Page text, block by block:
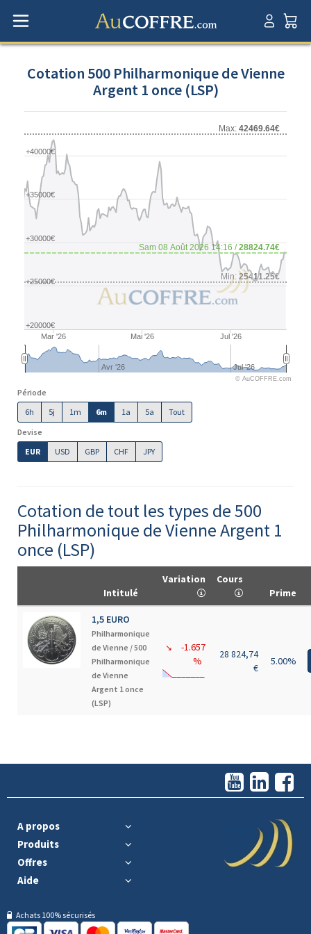
Cotation 500 Philharmonique de Vienne
Argent 1 once (LSP)
Min: 25411.25€
Max: 42469.64€
Sam 08 Août 2026 14:16 /28824.74€
Mar '26 Mai '26 Jul '26
Avr '26 Jul '26
+20000€
+25000€
+30000€
+35000€
+40000€
© AuCOFFRE.com
Période
6h
5j 1m 6m 1a 5a
Tout
Devise
EUR
USD GBP CHF JPY
Cotation de tout les types de 500
Philharmonique de Vienne Argent 1
once (LSP)
Intitulé
Variation
Cours
Prime
1,5 EURO
Philharmonique
de Vienne /500
Philharmonique
de Vienne
Argent 1 once
(LSP)
↘
-1.657
%
28 824,74
€
5.00%
A propos
Produits
Offres
Aide
Achats 100% sécurisés